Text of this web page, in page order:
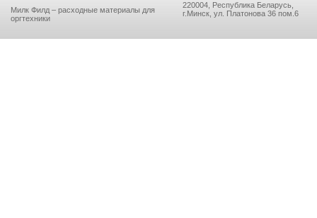
Милк Филд – расходные материалы для
оргтехники
220004, Республика Беларусь,
г.Минск, ул. Платонова 36 пом.6